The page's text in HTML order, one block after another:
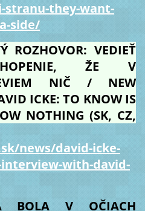
stranu-they-want-
side/
ROZHOVOR: VEDIEŤ
ŽE V
NIČ / NEW
ICKE: TO KNOW IS
NOTHING (SK, CZ,
news/david-icke-
with-david-
BOLA V OČIACH